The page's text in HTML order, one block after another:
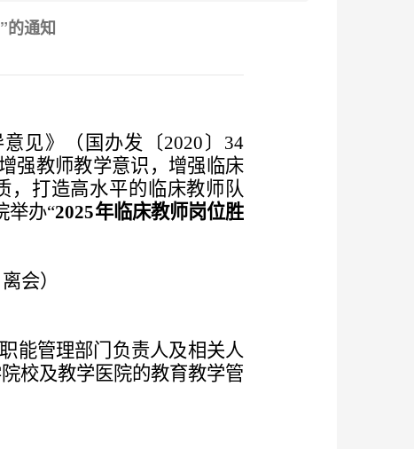
的通知
见》（国办发〔2020〕34
强教师教学意识，增强临床
，打造高水平的临床教师队
举办“2025年临床教师岗位胜
会）
能管理部门负责人及相关人
校及教学医院的教育教学管